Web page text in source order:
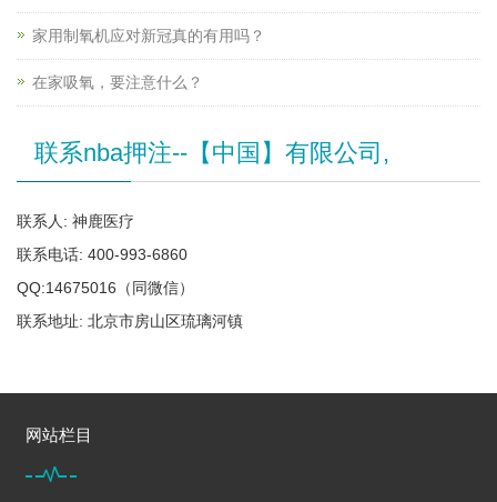
家用制氧机应对新冠真的有用吗？
在家吸氧，要注意什么？
联系nba押注--【中国】有限公司,
联系人: 神鹿医疗
联系电话: 400-993-6860
QQ:14675016（同微信）
联系地址: 北京市房山区琉璃河镇
网站栏目